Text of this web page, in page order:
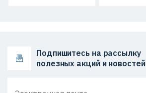
Подпишитесь на рассылку
полезных акций и новостей